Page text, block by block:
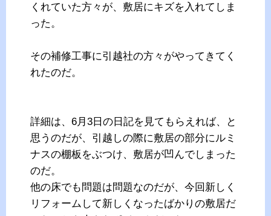
くれていた方々が、敷居にキズを入れてしま
った。
その補修工事に引越社の方々がやってきてく
れたのだ。
詳細は、6月3日の日記を見てもらえれば、と
思うのだが、引越しの際に敷居の部分にルミ
ナスの棚板をぶつけ、敷居が凹んでしまった
のだ。
他の床でも問題は問題なのだが、今回新しく
リフォームして新しくなったばかりの敷居だ